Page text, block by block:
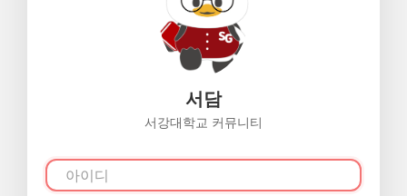
서담
서강대학교 커뮤니티